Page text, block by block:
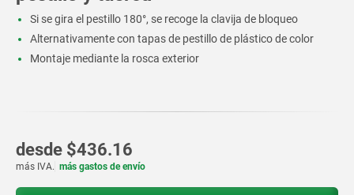
Si se gira el pestillo 180°, se recoge la clavija de bloqueo
Alternativamente con tapas de pestillo de plástico de color
Montaje mediante la rosca exterior
desde $436.16
más IVA. más gastos de envío